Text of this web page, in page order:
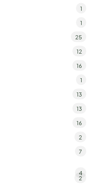
1
1
25
12
16
1
13
13
16
2
7
4
2